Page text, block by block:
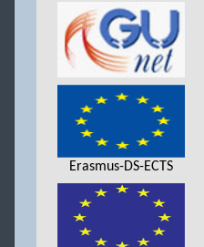
Erasmus-DS-ECTS